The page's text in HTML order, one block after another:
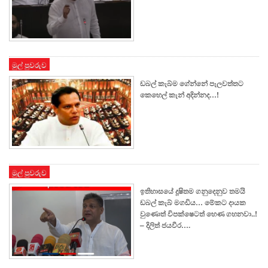
මුල් පුවරුව
ඩබල් කැබ්ම ගේන්නේ පැලවත්තට
කෙහෙල් කැන් අදින්නද…!
මුල් පුවරුව
ඉතිහාසයේ දූෂිතම ගනුදෙනුව තමයි
ඩබල් කැබ් මගඩිය… මේකට දායක
වුණොත් විපක්ෂෙටත් හෙණ ගහනවා..!
– දිලිත් ජයවීර….